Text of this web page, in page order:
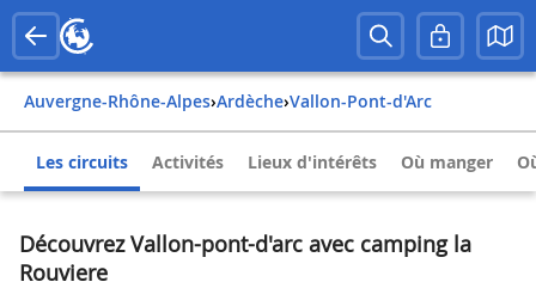
Auvergne-Rhône-Alpes› Ardèche› Vallon-Pont-d'Arc
Les circuits Activités Lieux d'intérêts Où manger
Découvrez Vallon-pont-d'arc avec camping la
Rouviere